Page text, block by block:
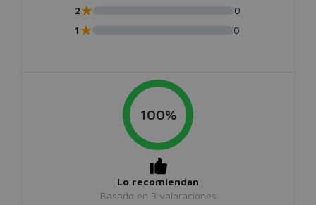
2★
0
1★ 0
100%
Lo recomiendan
Basado en 3 valoraciones